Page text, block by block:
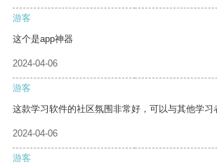
游客
这个是app神器
2024-04-06
游客
这款学习软件的社区氛围非常好，可以与其他学习
2024-04-06
游客